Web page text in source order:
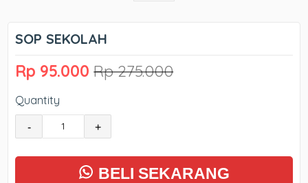
SOP SEKOLAH
Rp 95.000 Rp 275.000
Quantity
- +
BELI SEKARANG